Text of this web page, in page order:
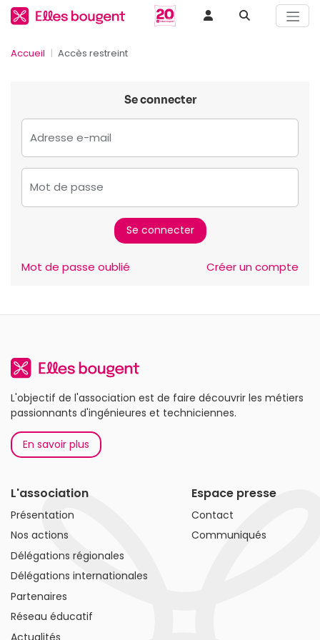
Accueil Accès restreint
Se connecter
Adresse e-mail
Mot de passe
Mot de passe oublié Créer un compte
L'objectif de l'association est de faire découvrir les métiers
passionnants d'ingénieures et techniciennes.
En savoir plus
L'association
Présentation
Nos actions
Délégations régionales
Délégations internationales
Partenaires
Réseau éducatif
Actualités
Espace presse
Contact
Communiqués